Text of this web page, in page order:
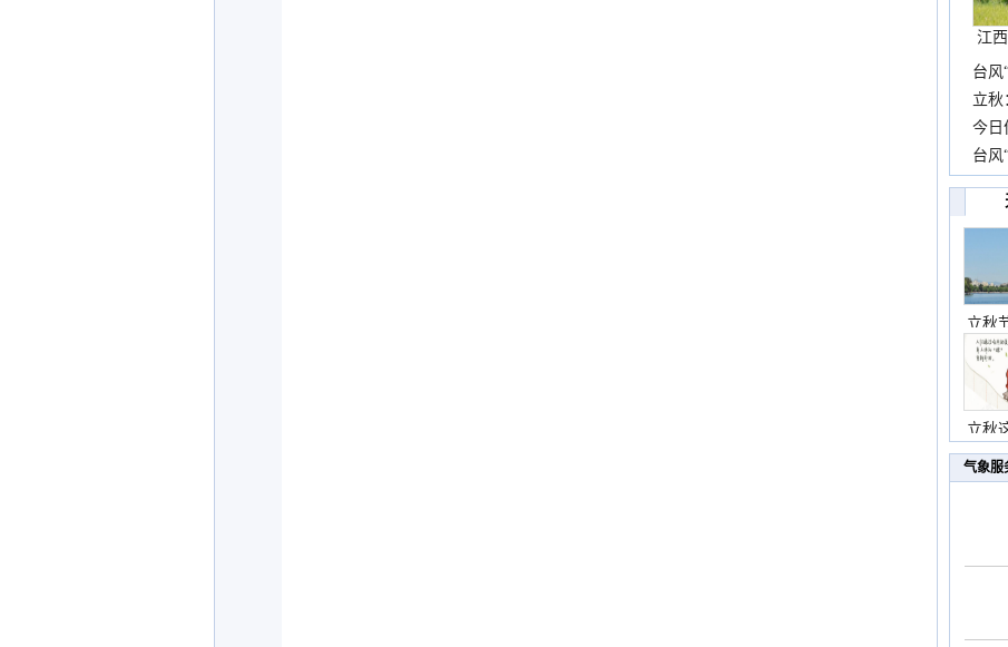
江
台风
长
立秋
前
今日
一
台风
高
立秋
立秋
气象服